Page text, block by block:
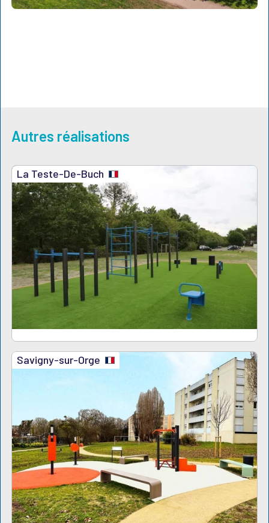
Autres réalisations
La Teste-De-Buch
Savigny-sur-Orge